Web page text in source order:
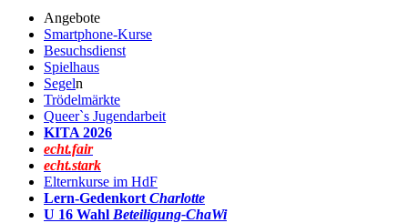
Angebote
Smartphone-Kurse
Besuchsdienst
Spielhaus
Segeln
Trödelmärkte
Queer`s Jugendarbeit
KITA 2026
echt.fair
echt.stark
Elternkurse im HdF
Lern-Gedenkort Charlotte
U 16 Wahl Beteiligung-ChaWi